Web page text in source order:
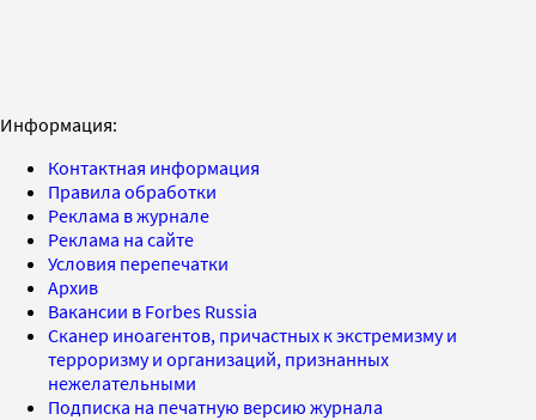
Информация:
Контактная информация
Правила обработки
Реклама в журнале
Реклама на сайте
Условия перепечатки
Архив
Вакансии в Forbes Russia
Сканер иноагентов, причастных к экстремизму и
терроризму и организаций, признанных
нежелательными
Подписка на печатную версию журнала